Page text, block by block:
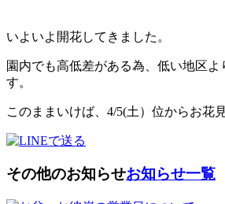
いよいよ開花してきました。
園内でも高低差がある為、低い地区よ
す。
このままいけば、4/5(土）位からお花
その他のお知らせお知らせ一覧